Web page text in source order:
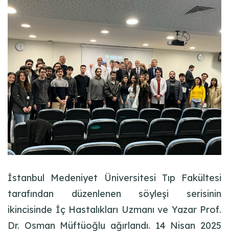
İstanbul Medeniyet Üniversitesi Tıp Fakültesi
tarafından düzenlenen söyleşi serisinin
ikincisinde İç Hastalıkları Uzmanı ve Yazar Prof.
Dr. Osman Müftüoğlu ağırlandı. 14 Nisan 2025